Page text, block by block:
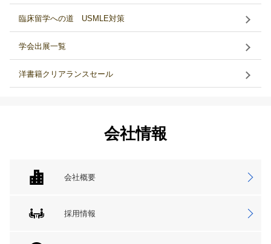
臨床留学への道 USMLE対策
学会出展一覧
洋書籍クリアランスセール
会社情報
会社概要
採用情報